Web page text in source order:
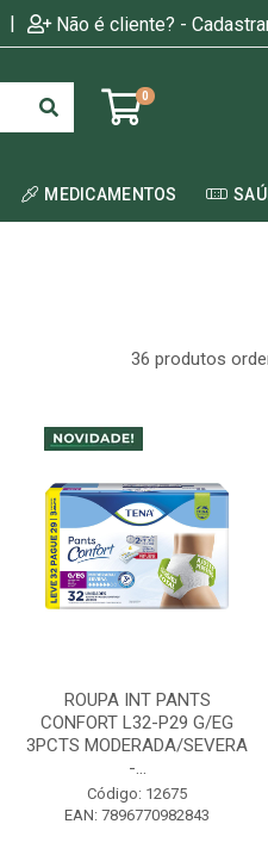
| Não é cliente? -
0
MEDICAMENTOS
36 produtos
ROUPA INT PANTS
CONFORT L32-P29 G/EG
3PCTS MODERADA/SEVERA
-...
Código: 12675
EAN: 7896770982843